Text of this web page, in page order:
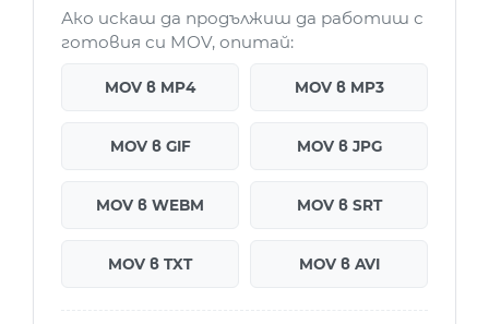
Ако искаш да продължиш да работиш с
готовия си MOV, опитай:
MOV в MP4 MOV в MP3
MOV в GIF MOV в JPG
MOV в WEBM MOV в SRT
MOV в TXT MOV в AVI